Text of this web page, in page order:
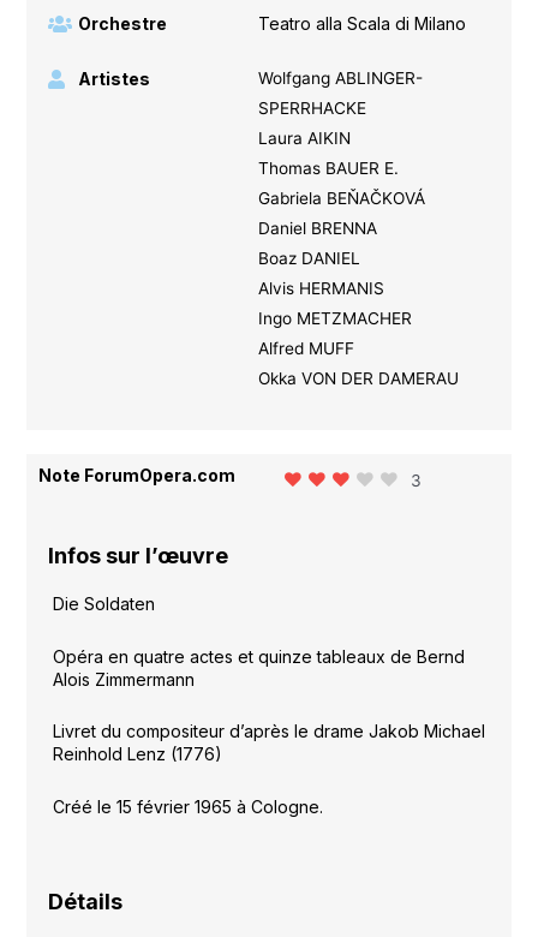
Orchestre Teatro alla Scala di Milano
Artistes
Wolfgang ABLINGER-
SPERRHACKE
Laura AIKIN
Thomas BAUER E.
Gabriela BEŇAČKOVÁ
Daniel BRENNA
Boaz DANIEL
Alvis HERMANIS
Ingo METZMACHER
Alfred MUFF
Okka VON DER DAMERAU
Note ForumOpera.com 3
Infos sur l’œuvre
Die Soldaten
Opéra en quatre actes et quinze tableaux de Bernd
Alois Zimmermann
Livret du compositeur d’après le drame Jakob Michael
Reinhold Lenz (1776)
Créé le 15 février 1965 à Cologne.
Détails